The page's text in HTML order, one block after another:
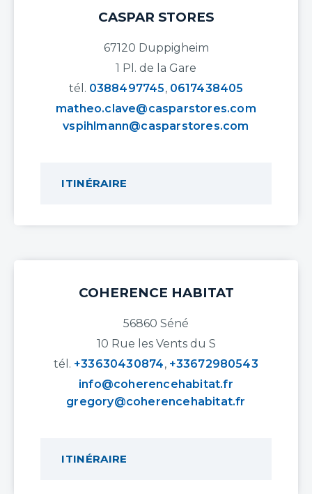
CASPAR STORES
67120 Duppigheim
1 Pl. de la Gare
tél. 0388497745, 0617438405
matheo.clave@casparstores.com
vspihlmann@casparstores.com
ITINÉRAIRE
COHERENCE HABITAT
56860 Séné
10 Rue les Vents du S
tél. +33630430874, +33672980543
info@coherencehabitat.fr
gregory@coherencehabitat.fr
ITINÉRAIRE